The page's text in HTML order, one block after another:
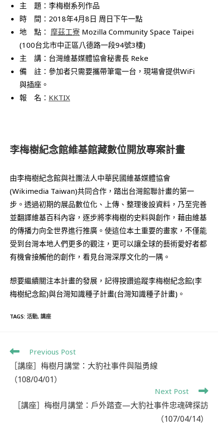
主 題：李梅樹系列作品
時 間：2018年4月8日 周日下午一點
地 點： 摩茲工寮 Mozilla Community Space Taipei
(100台北市中正區八德路一段94號3樓)
主 講：台灣維基媒體協會秘書長 Reke
備 註：參加者只需要攜帶筆電一台，現場會提供WiFi
與插座。
報 名： KKTIX
李梅樹紀念館維基館藏數位開放專案計畫
由李梅樹紀念館與社團法人中華民國維基媒體協會
(Wikimedia Taiwan)共同合作，踏出台灣館聯計畫的第一
步。透過初期的展品數位化、上傳、整理後設資料，乃至完善
並翻譯維基百科內容，逐步將李梅樹的史料與創作，藉由維基
的傳播力向全世界進行推廣。使這位本土重要的畫家，不僅能
受到台灣本地人們更多的觀注，更可以讓全球的藝術愛好者都
有機會接觸他的創作，看見台灣深厚文化的一隅。
想要繼續關注本計畫的發展，記得按讚追蹤李梅樹紀念館(李
梅樹紀念館)與台灣知識種子計畫(台灣知識種子計畫)。
TAGS: 活動, 講座
Previous Post
［講座］梅樹月講堂：大豹社事件與隘勇線
（108/04/01）
Next Post
［講座］梅樹月講堂：戶外踏查—大豹社事件忠魂碑探訪
（107/04/14）